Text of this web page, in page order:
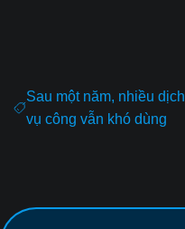
Sau một năm, nhiều dịch
vụ công vẫn khó dùng